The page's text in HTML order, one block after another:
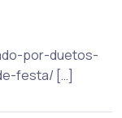
por-duetos-
festa/ […]